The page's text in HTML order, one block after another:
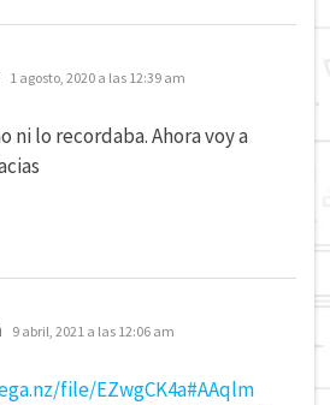
dice:
1 agosto, 2020 a las 12:39 am
ni lo recordaba. Ahora voy a
dice:
9 abril, 2021 a las 12:06 am
file/EZwgCK4a#AAqlm